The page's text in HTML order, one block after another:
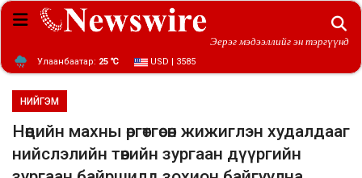
Эерэг мэдээллийг эн тэргүүнд
Улаанбаатар: 25 ℃ USD | 3585
НИЙГЭМ
Нөөцийн махны өргөтгөсөн жижиглэн худалдааг
нийслэлийн төвийн зургаан дүүргийн